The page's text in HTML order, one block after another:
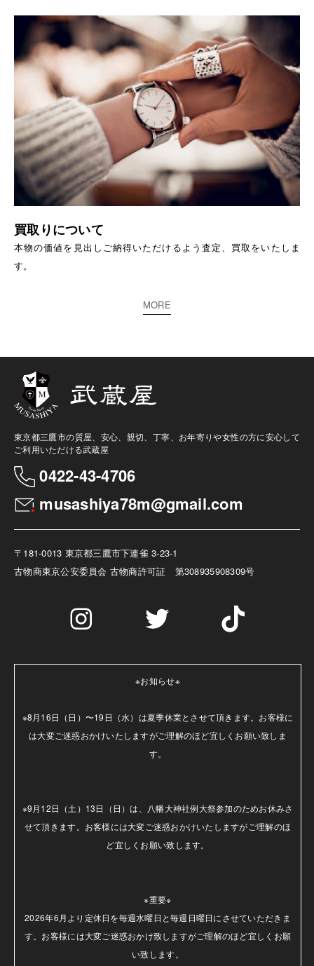
買取りについて
本物の価値を見出しご納得いただけるよう査定、買取をいたしま
す。
MORE
東京都三鷹市の質屋、安心、親切、丁寧、お年寄りや女性の方に安心して
ご利用いただける武蔵屋
0422-43-4706
musashiya78m@gmail.com
〒181-0013 東京都三鷹市下連雀 3-23-1
古物商東京公安委員会 古物商許可証 第308935908309号
※お知らせ※
※8月16日（日）〜19日（水）は夏季休業とさせて頂きます。お客様に
は大変ご迷惑おかけいたしますがご理解のほど宜しくお願い致しま
す。
※9月12日（土）13日（日）は、八幡大神社例大祭参加のためお休みさ
せて頂きます。お客様には大変ご迷惑おかけいたしますがご理解のほ
ど宜しくお願い致します。
※重要※
2026年6月より定休日を毎週水曜日と毎週日曜日にさせていただきま
す。お客様には大変ご迷惑おかけ致しますがご理解のほど宜しくお願
い致します。